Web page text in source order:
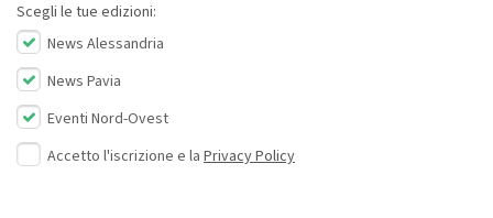
Scegli le tue edizioni:
News Alessandria
News Pavia
Eventi Nord-Ovest
Accetto l'iscrizione e la Privacy Policy